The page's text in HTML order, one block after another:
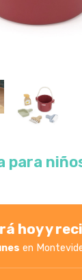
para
hoy y
en